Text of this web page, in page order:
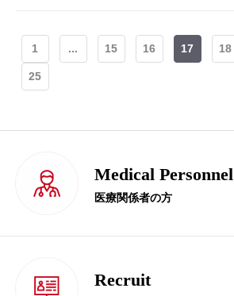
1 ... 15 16 17 18
25
Medical Personnel
医療関係者の方
Recruit